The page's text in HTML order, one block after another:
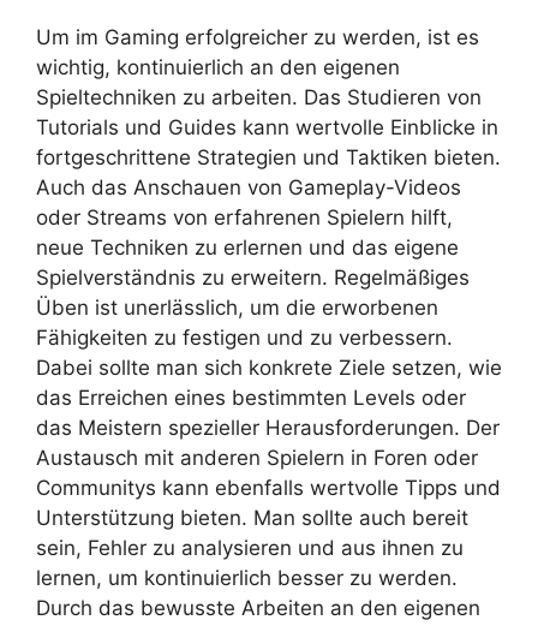
Um im Gaming erfolgreicher zu werden, ist es
wichtig, kontinuierlich an den eigenen
Spieltechniken zu arbeiten. Das Studieren von
Tutorials und Guides kann wertvolle Einblicke in
fortgeschrittene Strategien und Taktiken bieten.
Auch das Anschauen von Gameplay-Videos
oder Streams von erfahrenen Spielern hilft,
neue Techniken zu erlernen und das eigene
Spielverständnis zu erweitern. Regelmäßiges
Üben ist unerlässlich, um die erworbenen
Fähigkeiten zu festigen und zu verbessern.
Dabei sollte man sich konkrete Ziele setzen, wie
das Erreichen eines bestimmten Levels oder
das Meistern spezieller Herausforderungen. Der
Austausch mit anderen Spielern in Foren oder
Communitys kann ebenfalls wertvolle Tipps und
Unterstützung bieten. Man sollte auch bereit
sein, Fehler zu analysieren und aus ihnen zu
lernen, um kontinuierlich besser zu werden.
Durch das bewusste Arbeiten an den eigenen